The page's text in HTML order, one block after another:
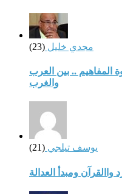
مجدي خليل (23)
المفاهيم .. بين العرب
والغرب
يوسف تيلجي (21)
واالقرآن ومبدأ العدالة